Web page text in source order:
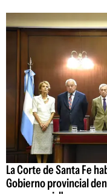
La Corte de Santa Fe
Gobierno provincial